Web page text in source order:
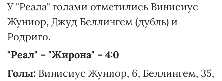
У "Реала" голами отметились Винисиус
Жуниор, Джуд Беллингем (дубль) и
Родриго.
"Реал" – "Жирона" – 4:0
Голы: Винисиус Жуниор, 6, Беллингем, 35,